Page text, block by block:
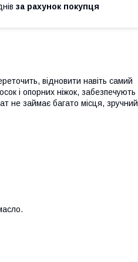
за рахунок покупця
відновити навіть самий
і опорних ніжок, забезпечують
не займає багато місця, зручний